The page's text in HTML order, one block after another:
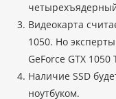
Видеокарта
1050. Но
GeForce GTX
Наличие SSD
ноутбуком.